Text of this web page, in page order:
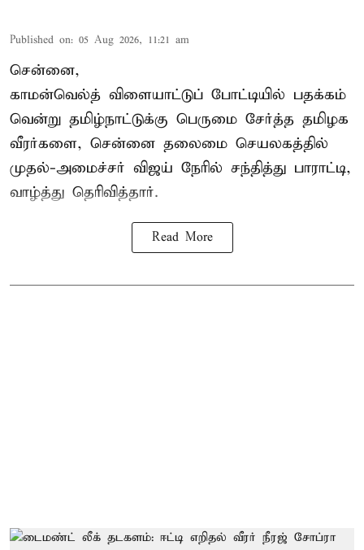
Published on: 05 Aug 2026, 11:21 am
சென்னை,
காமன்வெல்த் விளையாட்டுப் போட்டியில் பதக்கம்
வென்று தமிழ்நாட்டுக்கு பெருமை சேர்த்த தமிழக
வீரர்களை, சென்னை தலைமை செயலகத்தில்
முதல்-அமைச்சர் விஜய் நேரில் சந்தித்து பாராட்டி,
வாழ்த்து தெரிவித்தார்.
Read More